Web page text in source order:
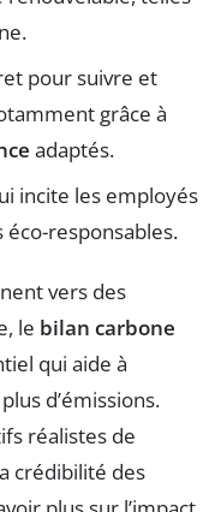
pour suivre et
grâce à
adaptés.
incite les employés
responsables.
vers des
le bilan carbone
qui aide à
d’émissions.
réalistes de
crédibilité des